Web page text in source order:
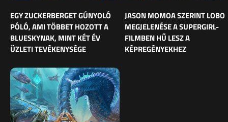
EGY ZUCKERBERGET GÚNYOLÓ
PÓLÓ, AMI TÖBBET HOZOTT A
BLUESKYNAK, MINT KÉT ÉV
ÜZLETI TEVÉKENYSÉGE
JASON MOMOA SZERINT LOBO
MEGJELENÉSE A SUPERGIRL-
FILMBEN HŰ LESZ A
KÉPREGÉNYEKHEZ